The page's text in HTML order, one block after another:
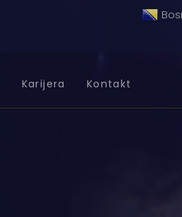
Karijera Kontakt